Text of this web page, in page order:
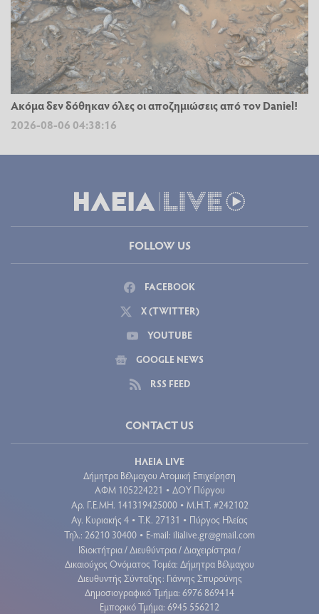
Ακόμα δεν δόθηκαν όλες οι αποζημιώσεις από τον Daniel!
2026-08-06 04:38:16
FOLLOW US
FACEBOOK
X (TWITTER)
YOUTUBE
GOOGLE NEWS
RSS FEED
CONTACT US
ΗΛΕΙΑ LIVE
Δήμητρα Βέλμαχου Ατομική Επιχείρηση
ΑΦΜ 105224221 • ΔΟΥ Πύργου
Aρ. Γ.Ε.ΜΗ. 141319425000 • Μ.Η.Τ. #242102
Αγ. Κυριακής 4 • Τ.Κ. 27131 • Πύργος Ηλείας
Τηλ.: 26210 30400 • E-mail: ilialive.gr@gmail.com
Ιδιοκτήτρια / Διευθύντρια / Διαχειρίστρια /
Δικαιούχος Ονόματος Τομέα: Δήμητρα Βέλμαχου
Διευθυντής Σύνταξης: Γιάννης Σπυρούνης
Δημοσιογραφικό Τμήμα: 6976 869414
Εμπορικό Τμήμα: 6945 556212